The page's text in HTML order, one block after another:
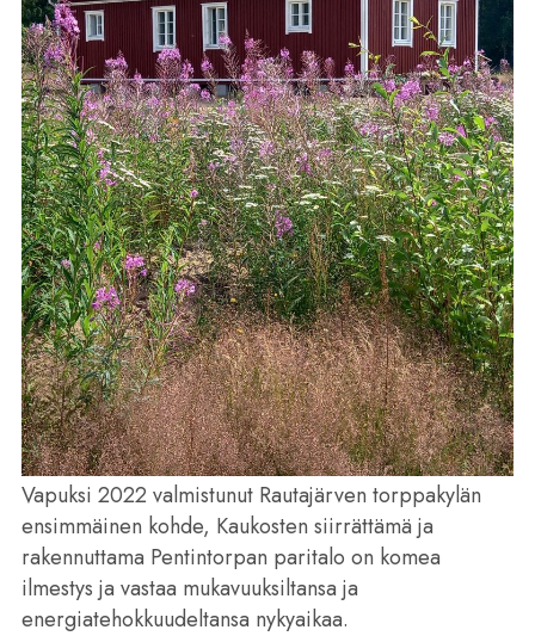
Vapuksi 2022 valmistunut Rautajärven torppakylän
ensimmäinen kohde, Kaukosten siirrättämä ja
rakennuttama Pentintorpan paritalo on komea
ilmestys ja vastaa mukavuuksiltansa ja
energiatehokkuudeltansa nykyaikaa.